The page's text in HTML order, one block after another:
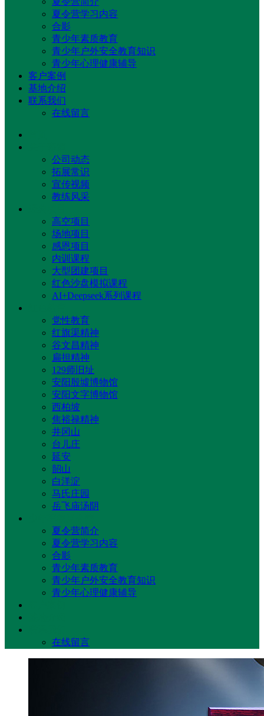
夏令营学习内容
合影
青少年素质教育
青少年户外安全教育知识
青少年心理健康辅导
客户案例
基地介绍
联系我们
在线留言
公司动态
拓展常识
宣传视频
教练风采
高空项目
场地项目
感恩项目
内训课程
大型团建项目
红色沙盘模拟课程
AI+Deepseek系列课程
党性教育
红旗渠精神
谷文昌精神
扁担精神
129师旧址
安阳殷墟博物馆
安阳文字博物馆
西柏坡
焦裕禄精神
井冈山
台儿庄
延安
韶山
白洋淀
马氏庄园
岳飞庙汤阴
夏令营简介
夏令营学习内容
合影
青少年素质教育
青少年户外安全教育知识
青少年心理健康辅导
在线留言